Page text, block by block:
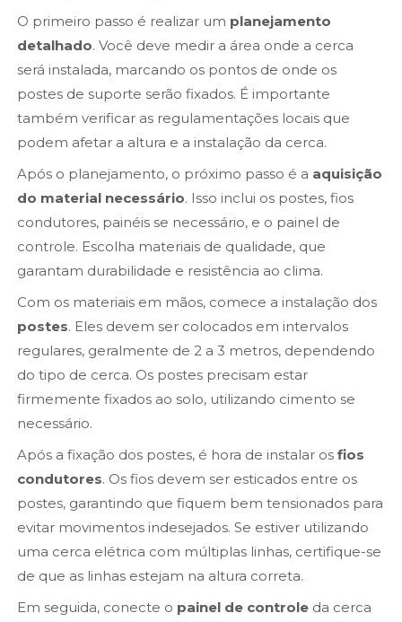
O primeiro passo é realizar um planejamento
detalhado. Você deve medir a área onde a cerca
será instalada, marcando os pontos de onde os
postes de suporte serão fixados. É importante
também verificar as regulamentações locais que
podem afetar a altura e a instalação da cerca.
Após o planejamento, o próximo passo é a aquisição
do material necessário. Isso inclui os postes, fios
condutores, painéis se necessário, e o painel de
controle. Escolha materiais de qualidade, que
garantam durabilidade e resistência ao clima.
Com os materiais em mãos, comece a instalação dos
postes. Eles devem ser colocados em intervalos
regulares, geralmente de 2 a 3 metros, dependendo
do tipo de cerca. Os postes precisam estar
firmemente fixados ao solo, utilizando cimento se
necessário.
Após a fixação dos postes, é hora de instalar osfios
condutores. Os fios devem ser esticados entre os
postes, garantindo que fiquem bem tensionados para
evitar movimentos indesejados. Se estiver utilizando
uma cerca elétrica com múltiplas linhas, certifique-se
de que as linhas estejam na altura correta.
Em seguida, conecte o painel de controle da cerca